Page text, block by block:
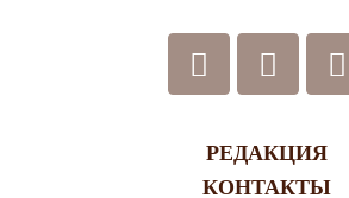
РЕДАКЦИЯ
КОНТАКТЫ